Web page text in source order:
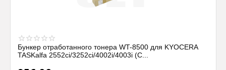
Бункер отработанного тонера WT-8500 для KYOCERA
TASKalfa 2552ci/3252ci/4002i/4003i (C...